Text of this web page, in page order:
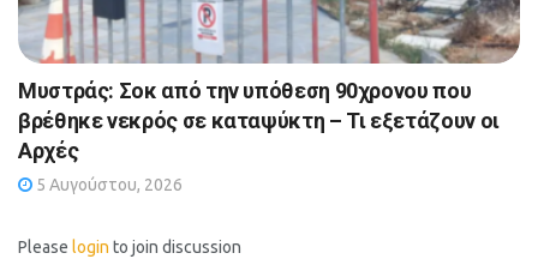
Μυστράς: Σοκ από την υπόθεση 90χρονου που
βρέθηκε νεκρός σε καταψύκτη – Τι εξετάζουν οι
Αρχές
5 Αυγούστου, 2026
Please login to join discussion